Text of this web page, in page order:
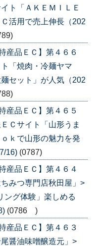
ト「ＡＫＥＭＩＬＥ
活用で売上伸長（202
産品ＥＣ】第４６６
「焼肉・冷麺ヤマ
セット」が人気（202
産品ＥＣ】第４６５
Ｃサイト「山形うま
ｋで山形の魅力を発
16) (0787)
産品ＥＣ】第４６４
みつ専門店秋田屋」>
グ体験」楽しめる
(0786 )
産品ＥＣ】第４６３
醤油味噌醸造元」>